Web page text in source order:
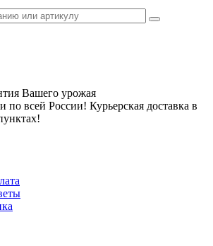
Вашего урожая
по всей России! Курьерская доставка в